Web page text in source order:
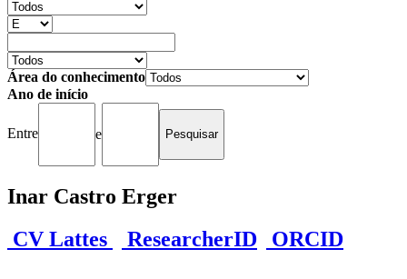
Área do conhecimento
Ano de início
Entre e
Inar Castro Erger
CV Lattes
ResearcherID ORCID